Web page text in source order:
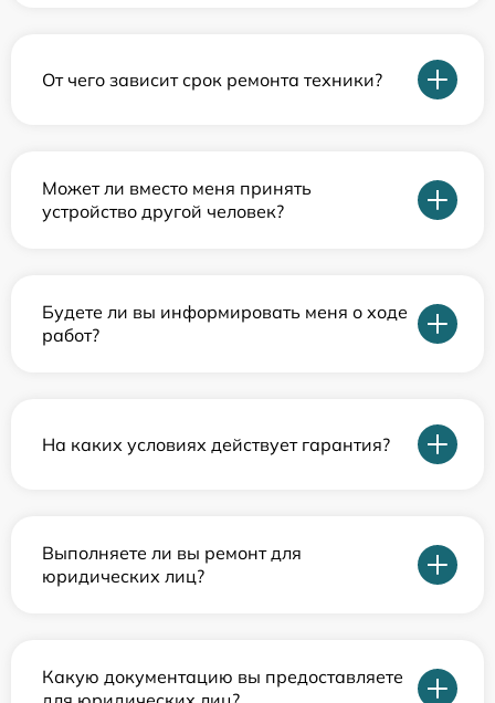
От чего зависит срок ремонта техники?
Может ли вместо меня принять
устройство другой человек?
Будете ли вы информировать меня о ходе
работ?
На каких условиях действует гарантия?
Выполняете ли вы ремонт для
юридических лиц?
Какую документацию вы предоставляете